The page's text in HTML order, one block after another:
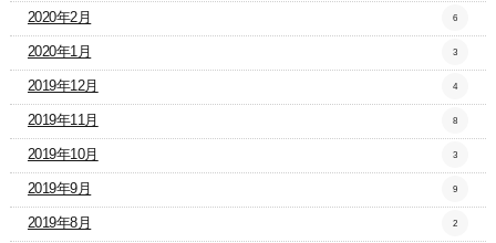
2020年2月 6
2020年1月 3
2019年12月 4
2019年11月 8
2019年10月 3
2019年9月 9
2019年8月 2